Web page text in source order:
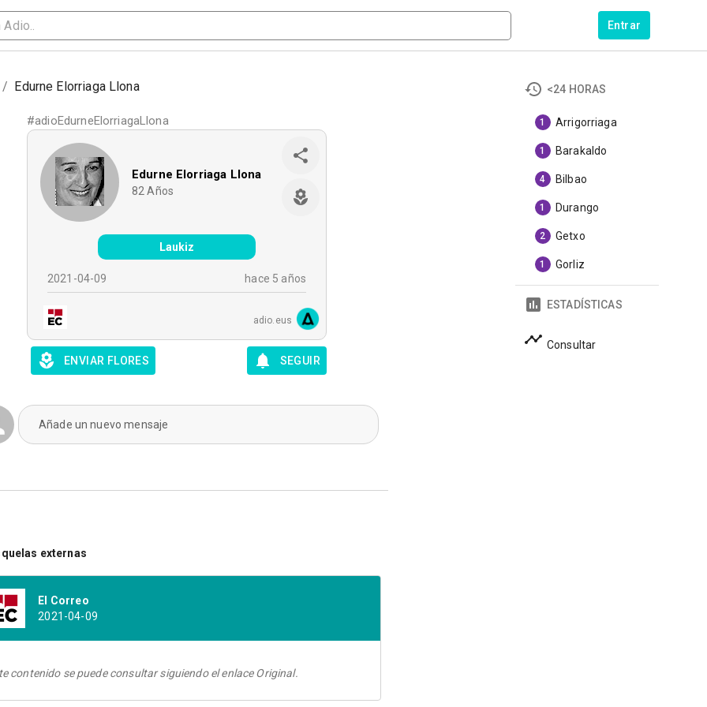
Entrar
/ Edurne Elorriaga Llona
#adioEdurneElorriagaLlona
Edurne Elorriaga Llona
82 Años
Laukiz
2021-04-09 hace 5 años
adio.eus
ENVIAR FLORES SEGUIR
Añade un nuevo mensaje
externas
El Correo
2021-04-09
contenido se puede consultar siguiendo el enlace Original.
<24 HORAS
1 Arrigorriaga
1 Barakaldo
4 Bilbao
1 Durango
2 Getxo
1 Gorliz
ESTADÍSTICAS
Consultar